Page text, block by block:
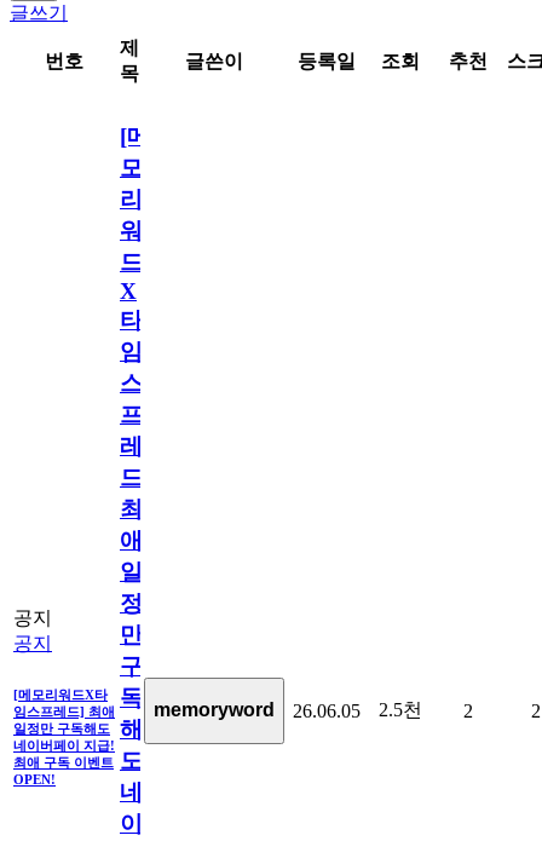
글쓰기
번호
제
목
글쓴이 등록일 조회 추천 스
공지
공지
[메모리워드X타
임스프레드] 최애
일정만 구독해도
네이버페이 지급!
최애 구독 이벤트
OPEN!
[메
모
리
워
드
X
타
임
스
프
레
드]
최
애
일
정
만
구
독
해
도
네
이
memoryword 26.06.05 2.5천 2 2